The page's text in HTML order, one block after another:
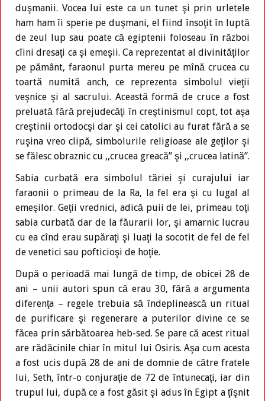
duşmanii. Vocea lui este ca un tunet şi prin urletele
ham ham îi sperie pe duşmani, el fiind însoţit în luptă
de zeul lup sau poate că egiptenii foloseau în război
cîini dresaţi ca şi emeşii. Ca reprezentat al divinităţilor
pe pământ, faraonul purta mereu pe mînă crucea cu
toartă numită anch, ce reprezenta simbolul vieţii
veşnice şi al sacrului. Această formă de cruce a fost
preluată fără prejudecăţi în creştinismul copt, tot aşa
creştinii ortodocşi dar şi cei catolici au furat fără a se
ruşina vreo clipă, simbolurile religioase ale geţilor şi
se fălesc obraznic cu ,,crucea greacă” şi ,,crucea latină”.
Sabia curbată era simbolul tăriei şi curajului iar
faraonii o primeau de la Ra, la fel era şi cu lugal al
emeşilor. Geţii vrednici, adică puii de lei, primeau toţi
sabia curbată dar de la făurarii lor, şi amarnic lucrau
cu ea cînd erau supăraţi şi luaţi la socotit de fel de fel
de venetici sau pofticioşi de hoţie.
După o perioadă mai lungă de timp, de obicei 28 de
ani – unii autori spun că erau 30, fără a argumenta
diferenţa – regele trebuia să îndeplinească un ritual
de purificare şi regenerare a puterilor divine ce se
făcea prin sărbătoarea heb-sed. Se pare că acest ritual
are rădăcinile chiar în mitul lui Osiris. Aşa cum acesta
a fost ucis după 28 de ani de domnie de către fratele
lui, Seth, într-o conjuraţie de 72 de întunecaţi, iar din
trupul lui, după ce a fost găsit şi adus în Egipt a ţîşnit